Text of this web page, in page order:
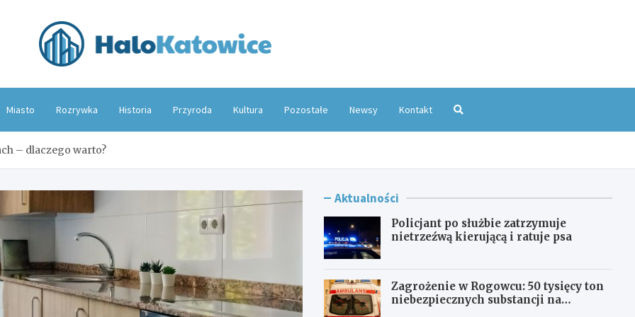
Miasto Rozrywka Historia Przyroda Kultura Pozostałe Newsy Kontakt
– dlaczego warto?
Aktualności
Policjant po służbie zatrzymuje
nietrzeźwą kierującą i ratuje psa
Zagrożenie w Rogowcu: 50 tysięcy ton
niebezpiecznych substancji na